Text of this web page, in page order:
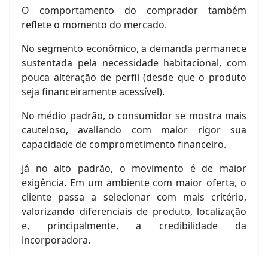
O comportamento do comprador também
reflete o momento do mercado.
No segmento econômico, a demanda permanece
sustentada pela necessidade habitacional, com
pouca alteração de perfil (desde que o produto
seja financeiramente acessível).
No médio padrão, o consumidor se mostra mais
cauteloso, avaliando com maior rigor sua
capacidade de comprometimento financeiro.
Já no alto padrão, o movimento é de maior
exigência. Em um ambiente com maior oferta, o
cliente passa a selecionar com mais critério,
valorizando diferenciais de produto, localização
e, principalmente, a credibilidade da
incorporadora.